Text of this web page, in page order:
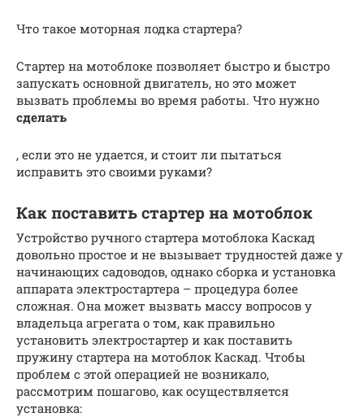
Что такое моторная лодка стартера?
Стартер на мотоблоке позволяет быстро и быстро
запускать основной двигатель, но это может
вызвать проблемы во время работы. Что нужно
сделать
, если это не удается, и стоит ли пытаться
исправить это своими руками?
Как поставить стартер на мотоблок
Устройство ручного стартера мотоблока Каскад
довольно простое и не вызывает трудностей даже у
начинающих садоводов, однако сборка и установка
аппарата электростартера – процедура более
сложная. Она может вызвать массу вопросов у
владельца агрегата о том, как правильно
установить электростартер и как поставить
пружину стартера на мотоблок Каскад. Чтобы
проблем с этой операцией не возникало,
рассмотрим пошагово, как осуществляется
установка: